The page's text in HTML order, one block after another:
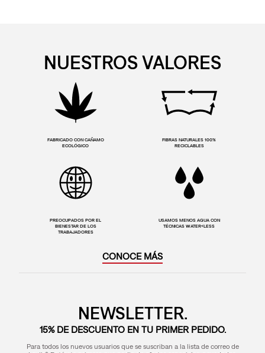
NUESTROS VALORES
FABRICADO CON CAÑAMO
ECOLÓGICO
FIBRAS NATURALES 100%
RECICLABLES
PREOCUPADOS POR EL
BIENESTAR DE LOS
TRABAJADORES
USAMOS MENOS AGUA CON
TÉCNICAS WATER<LESS
CONOCE MÁS
NEWSLETTER.
15% DE DESCUENTO EN TU PRIMER PEDIDO.
Para todos los nuevos usuarios que se suscriban a la lista de correo de